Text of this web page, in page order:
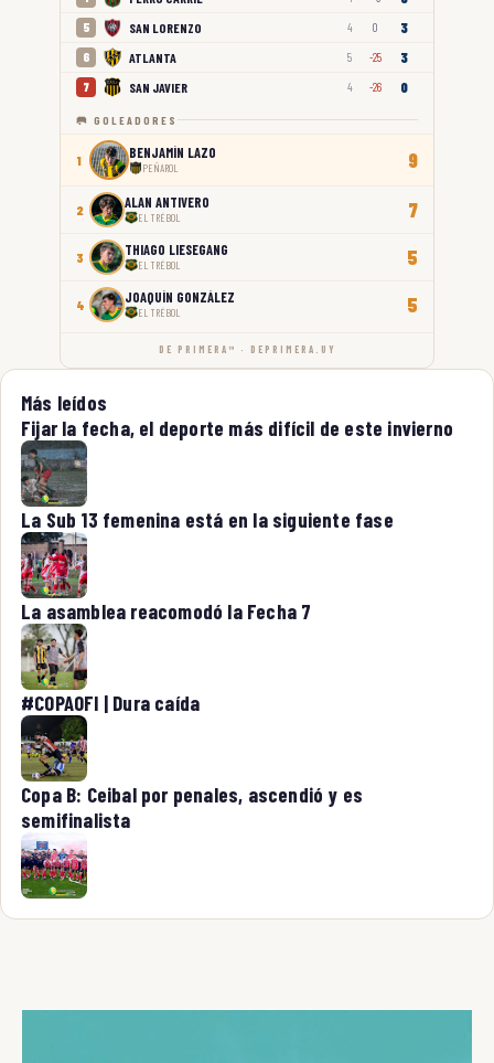
5 SAN LORENZO 4 0 3
6 ATLANTA 5 -25 3
7 SAN JAVIER 4 -26 0
🥅 GOLEADORES
1 BENJAMÍN LAZO
PEÑAROL 9
2 ALAN ANTIVERO
EL TRÉBOL 7
3 THIAGO LIESEGANG
EL TRÉBOL 5
4 JOAQUÍN GONZÁLEZ
EL TRÉBOL 5
DE PRIMERA™ · DEPRIMERA.UY
Más leídos
Fijar la fecha, el deporte más difícil de este invierno
La Sub 13 femenina está en la siguiente fase
La asamblea reacomodó la Fecha 7
#COPAOFI | Dura caída
Copa B: Ceibal por penales, ascendió y es
semifinalista